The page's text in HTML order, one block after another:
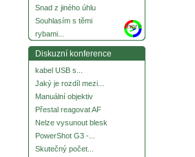
Snad z jiného úhlu
Souhlasím s těmi
rybami...
more
Diskuzní konference
kabel USB s...
Jaký je rozdíl mezi...
Manuální objektiv
Přestal reagovat AF
Nelze vysunout blesk
PowerShot G3 -...
Skutečný počet...